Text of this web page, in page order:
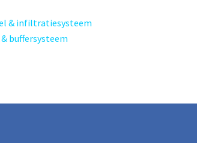
& infiltratiesysteem
buffersysteem